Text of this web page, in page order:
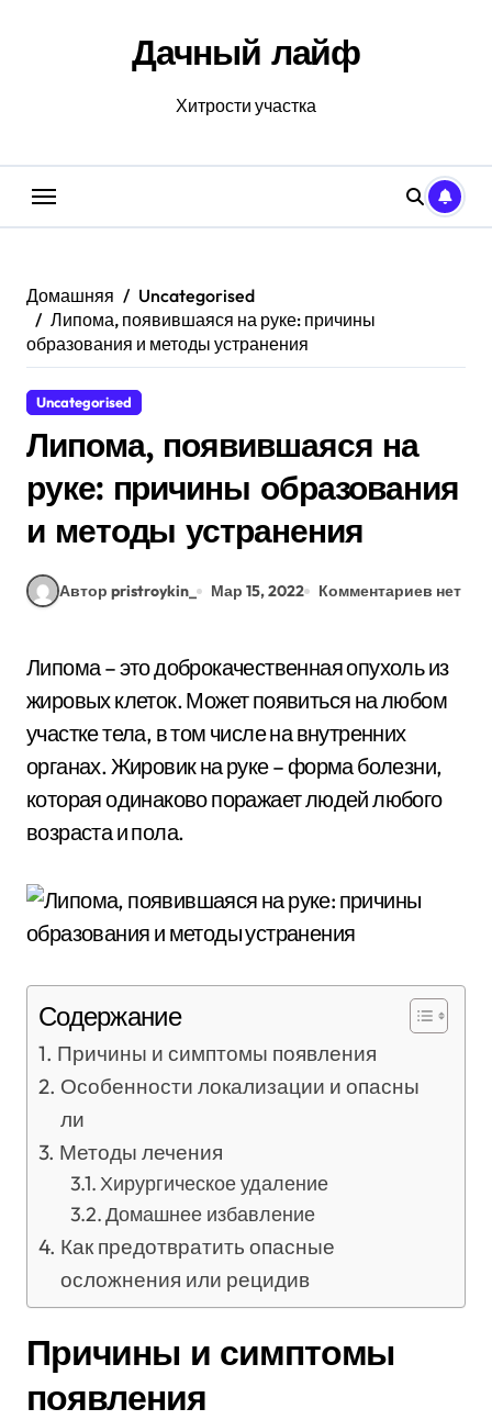
Дачный лайф
Хитрости участка
Домашняя
Uncategorised
Липома, появившаяся на руке: причины
образования и методы устранения
Uncategorised
Липома, появившаяся на
руке: причины образования
и методы устранения
Автор pristroykin_ Мар 15, 2022 Комментариев нет
Липома – это доброкачественная опухоль из
жировых клеток. Может появиться на любом
участке тела, в том числе на внутренних
органах. Жировик на руке – форма болезни,
которая одинаково поражает людей любого
возраста и пола.
Содержание
Причины и симптомы появления
Особенности локализации и опасны
ли
Методы лечения
Хирургическое удаление
Домашнее избавление
Как предотвратить опасные
осложнения или рецидив
Причины и симптомы
появления